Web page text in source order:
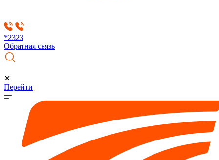
*2323
Обратная связь
✕
Перейти